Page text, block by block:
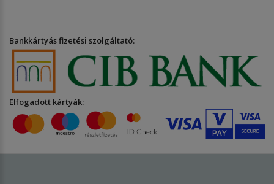
Bankkártyás fizetési szolgáltató:
Elfogadott kártyák: